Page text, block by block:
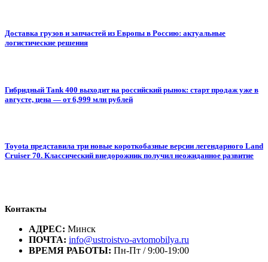
Доставка грузов и запчастей из Европы в Россию: актуальные
логистические решения
Гибридный Tank 400 выходит на российский рынок: старт продаж уже в
августе, цена — от 6,999 млн рублей
Toyota представила три новые короткобазные версии легендарного Land
Cruiser 70. Классический внедорожник получил неожиданное развитие
Контакты
АДРЕС: Минск
ПОЧТА: info@ustroistvo-avtomobilya.ru
ВРЕМЯ РАБОТЫ: Пн-Пт / 9:00-19:00